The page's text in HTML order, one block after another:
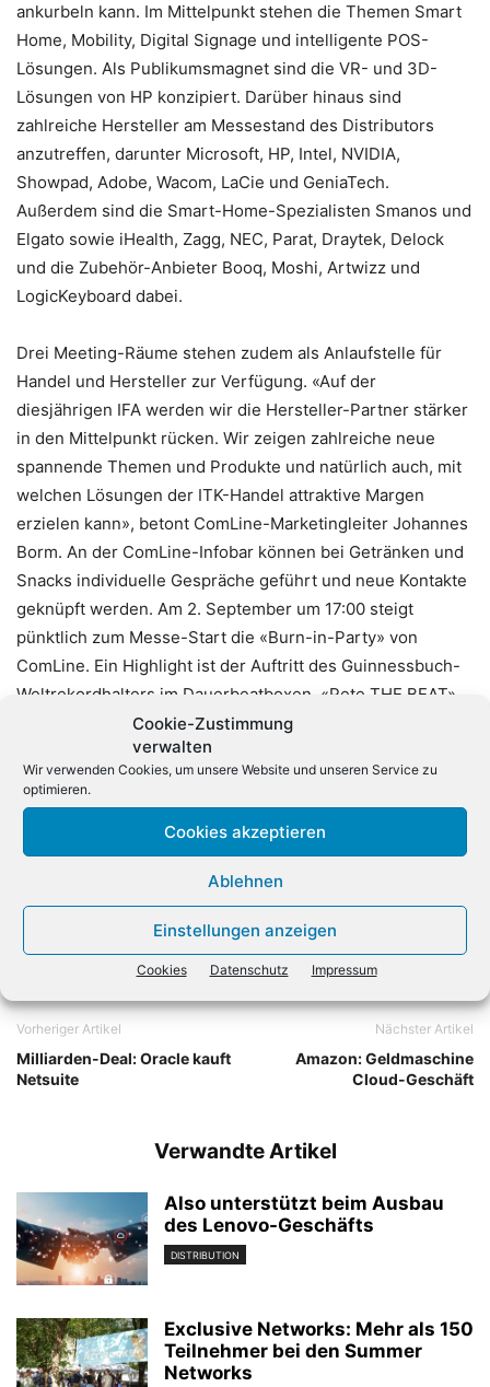
Cookie-Zustimmung
verwalten
Wir verwenden Cookies, um unsere Website und unseren Service zu
optimieren.
Cookies akzeptieren
Ablehnen
Einstellungen anzeigen
Cookies Datenschutz Impressum
ankurbeln kann. Im Mittelpunkt stehen die Themen Smart
Home, Mobility, Digital Signage und intelligente POS-
Lösungen. Als Publikumsmagnet sind die VR- und 3D-
Lösungen von HP konzipiert. Darüber hinaus sind
zahlreiche Hersteller am Messestand des Distributors
anzutreffen, darunter Microsoft, HP, Intel, NVIDIA,
Showpad, Adobe, Wacom, LaCie und GeniaTech.
Außerdem sind die Smart-Home-Spezialisten Smanos und
Elgato sowie iHealth, Zagg, NEC, Parat, Draytek, Delock
und die Zubehör-Anbieter Booq, Moshi, Artwizz und
LogicKeyboard dabei.
Drei Meeting-Räume stehen zudem als Anlaufstelle für
Handel und Hersteller zur Verfügung. «Auf der
diesjährigen IFA werden wir die Hersteller-Partner stärker
in den Mittelpunkt rücken. Wir zeigen zahlreiche neue
spannende Themen und Produkte und natürlich auch, mit
welchen Lösungen der ITK-Handel attraktive Margen
erzielen kann», betont ComLine-Marketingleiter Johannes
Borm. An der ComLine-Infobar können bei Getränken und
Snacks individuelle Gespräche geführt und neue Kontakte
geknüpft werden. Am 2. September um 17:00 steigt
pünktlich zum Messe-Start die «Burn-in-Party» von
ComLine. Ein Highlight ist der Auftritt des Guinnessbuch-
Weltrekordhalters im Dauerbeatboxen, «Pete THE BEAT»
alias Peter Wehrmann. Der Mundakrobat fasziniert seit fast
30 Jahren sein Publikum in bisher über 80 TV-Gastspielen
und auf bekannten Theaterbühnen. Wer bei der Burn-in-
Party dabei sein will, sollte sein Ticket unter
http://bit.ly/ifaburninrechtzeitig reservieren.
Vorheriger Artikel
Milliarden-Deal: Oracle kauft
Netsuite
Nächster Artikel
Amazon: Geldmaschine
Cloud-Geschäft
Verwandte Artikel
Also unterstützt beim Ausbau
des Lenovo-Geschäfts
DISTRIBUTION
Exclusive Networks: Mehr als 150
Teilnehmer bei den Summer
Networks